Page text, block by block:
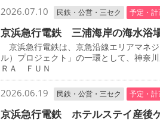
2026.07.10 民鉄・公営・三セク 予定・
京浜急行電鉄 三浦海岸の海水浴
京浜急行電鉄は、京急沿線エリアマネ
ル）プロジェクト」の一環として、神奈
ＲＡ ＦＵＮ
2026.06.19 民鉄・公営・三セク 予定・
京浜急行電鉄 ホテルステイ産後